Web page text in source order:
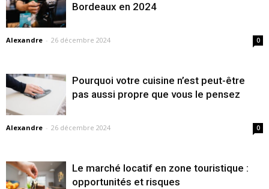
Bordeaux en 2024
Alexandre - 26 décembre 2024 0
Pourquoi votre cuisine n’est peut-être
pas aussi propre que vous le pensez
Alexandre - 26 décembre 2024 0
Le marché locatif en zone touristique :
opportunités et risques